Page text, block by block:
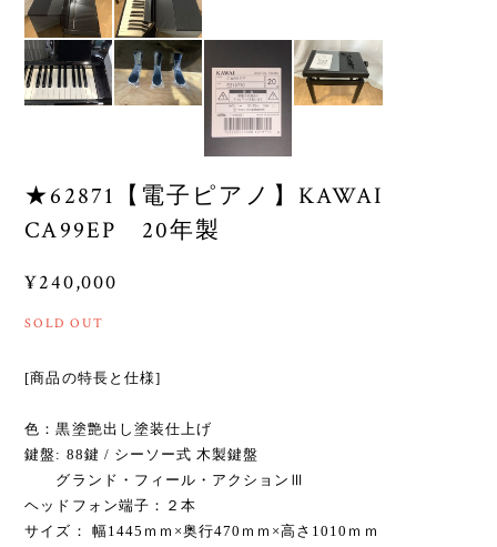
★62871【電子ピアノ】KAWAI
CA99EP 20年製
¥240,000
SOLD OUT
[商品の特長と仕様]
色：黒塗艶出し塗装仕上げ
鍵盤: 88鍵 / シーソー式 木製鍵盤
グランド・フィール・アクションⅢ
ヘッドフォン端子：２本
サイズ： 幅1445ｍｍ×奥行470ｍｍ×高さ1010ｍｍ